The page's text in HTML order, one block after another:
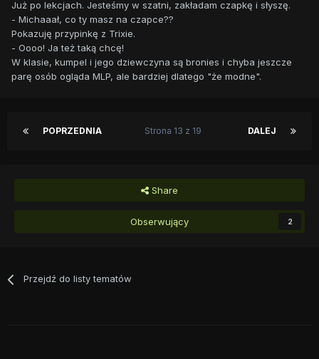
Już po lekcjach. Jesteśmy w szatni, zakładam czapkę i słyszę.
- Michaaał, co ty masz na czapce??
Pokazuję przypinkę z Trixie.
- Oooo! Ja też taką chcę!
W klasie, kumpel i jego dziewczyna są bronies i chyba jeszcze
parę osób ogląda MLP, ale bardziej dlatego "że modne".
POPRZEDNIA DALEJ
Strona 13 z 19
Share
Obserwujący 2
Przejdź do listy tematów